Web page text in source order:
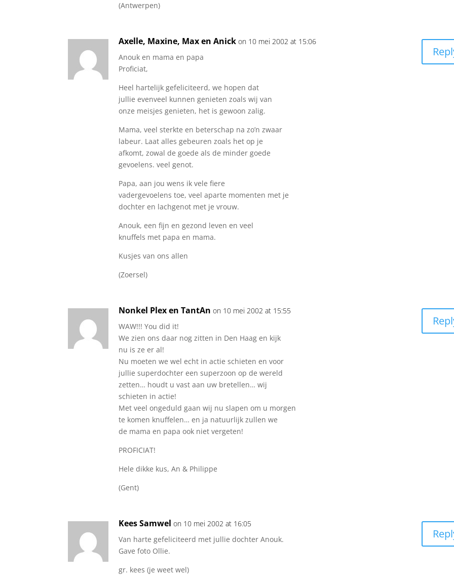
(Antwerpen)
Axelle, Maxine, Max en Anick on 10 mei 2002 at 15:06
Anouk en mama en papa
Proficiat,
Heel hartelijk gefeliciteerd, we hopen dat
jullie evenveel kunnen genieten zoals wij van
onze meisjes genieten, het is gewoon zalig.
Mama, veel sterkte en beterschap na zo’n zwaar
labeur. Laat alles gebeuren zoals het op je
afkomt, zowal de goede als de minder goede
gevoelens. veel genot.
Papa, aan jou wens ik vele fiere
vadergevoelens toe, veel aparte momenten met je
dochter en lachgenot met je vrouw.
Anouk, een fijn en gezond leven en veel
knuffels met papa en mama.
Kusjes van ons allen
(Zoersel)
Nonkel Plex en TantAn on 10 mei 2002 at 15:55
WAW!!! You did it!
We zien ons daar nog zitten in Den Haag en kijk
nu is ze er al!
Nu moeten we wel echt in actie schieten en voor
jullie superdochter een superzoon op de wereld
zetten… houdt u vast aan uw bretellen… wij
schieten in actie!
Met veel ongeduld gaan wij nu slapen om u morgen
te komen knuffelen… en ja natuurlijk zullen we
de mama en papa ook niet vergeten!
PROFICIAT!
Hele dikke kus, An & Philippe
(Gent)
Kees Samwel on 10 mei 2002 at 16:05
Van harte gefeliciteerd met jullie dochter Anouk.
Gave foto Ollie.
gr. kees (je weet wel)